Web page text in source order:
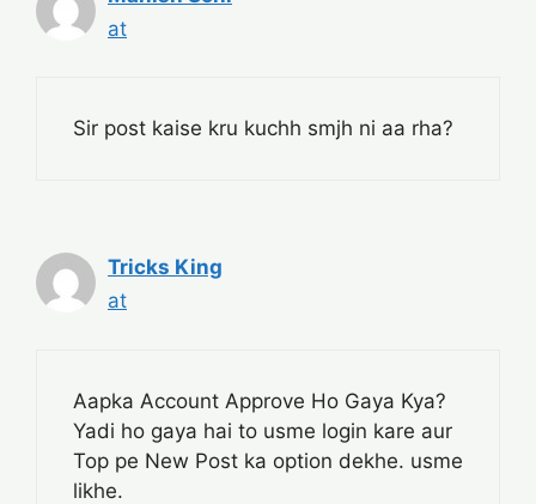
at
Sir post kaise kru kuchh smjh ni aa rha?
Tricks King
at
Aapka Account Approve Ho Gaya Kya?
Yadi ho gaya hai to usme login kare aur
Top pe New Post ka option dekhe. usme
likhe.